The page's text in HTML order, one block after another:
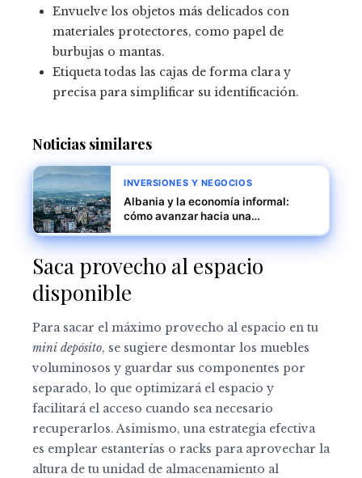
Envuelve los objetos más delicados con
materiales protectores, como papel de
burbujas o mantas.
Etiqueta todas las cajas de forma clara y
precisa para simplificar su identificación.
Noticias similares
INVERSIONES Y NEGOCIOS
Albania y la economía informal:
cómo avanzar hacia una
Saca provecho al espacio
disponible
Para sacar el máximo provecho al espacio en tu
mini depósito, se sugiere desmontar los muebles
voluminosos y guardar sus componentes por
separado, lo que optimizará el espacio y
facilitará el acceso cuando sea necesario
recuperarlos. Asimismo, una estrategia efectiva
es emplear estanterías o racks para aprovechar la
altura de tu unidad de almacenamiento al